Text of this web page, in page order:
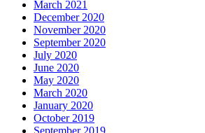
March 2021
December 2020
November 2020
September 2020
July 2020
June 2020
May 2020
March 2020
January 2020
October 2019
September 2019